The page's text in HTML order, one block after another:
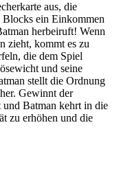
aus, die
Blocks ein Einkommen
herbeiruft! Wenn
zieht, kommt es zu
die dem Spiel
und seine
stellt die Ordnung
Gewinnt der
und Batman kehrt in die
zu erhöhen und die